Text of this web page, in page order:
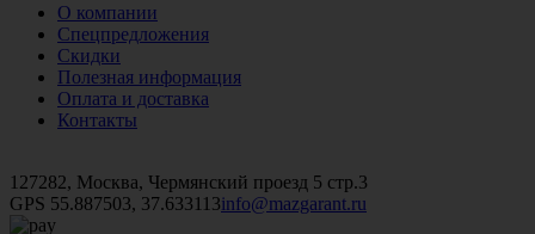
О компании
Спецпредложения
Скидки
Полезная информация
Оплата и доставка
Контакты
127282, Москва, Чермянский проезд 5 стр.3
GPS 55.887503, 37.633113info@mazgarant.ru